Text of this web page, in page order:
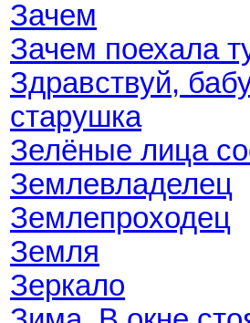
Зачем
Зачем поехала
Здравствуй,
старушка
Зелёные лица
Землевладелец
Землепроходец
Земля
Зеркало